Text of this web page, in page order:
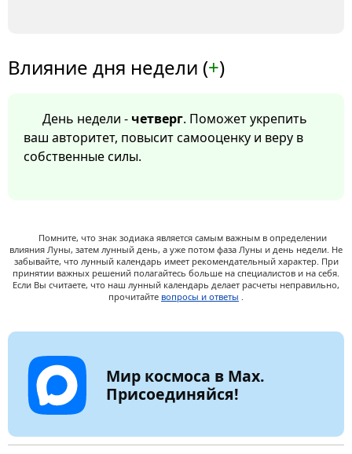
Влияние дня недели (+)
День недели - четверг. Поможет укрепить
ваш авторитет, повысит самооценку и веру в
собственные силы.
Помните, что знак зодиака является самым важным в определении
влияния Луны, затем лунный день, а уже потом фаза Луны и день недели. Не
забывайте, что лунный календарь имеет рекомендательный характер. При
принятии важных решений полагайтесь больше на специалистов и на себя.
Если Вы считаете, что наш лунный календарь делает расчеты неправильно,
прочитайте вопросы и ответы .
Мир космоса в Max.
Присоединяйся!